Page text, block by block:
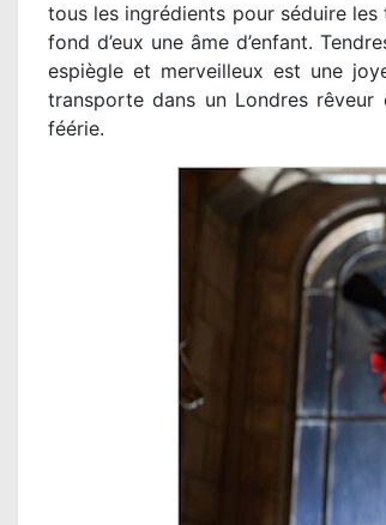
tous les ingrédients pour séduire
fond d’eux une âme d’enfant.
espiègle et merveilleux est une
transporte dans un Londres
féérie.